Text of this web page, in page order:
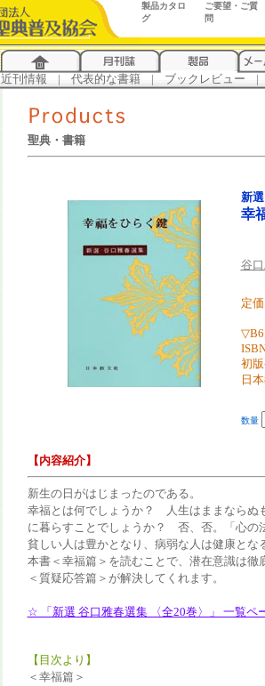
製品カタロ
グ
ご要望・ご質
問
近刊情報 | 代表的な書籍 | ブックレビュー |
聖典・書籍
新
幸
谷
定
▽B6
初
日
数量
【内容紹介】
新生の日がはじまったのである。
幸福とは何でしょうか？ 人生はままならぬ
に暮らすことでしょうか？ 否、否。「心の
貧しい人は豊かとなり、病弱な人は健康とな
本書＜幸福篇＞を読むことで、潜在意識は
＜質疑応答篇＞が解決してくれます。
☆ 「新選 谷口雅春選集 〈全20巻〉」 一覧ペ
【目次より】
＜幸福篇＞